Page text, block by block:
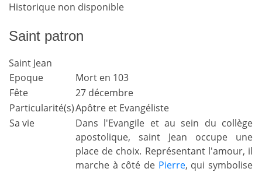
Historique non disponible
Saint patron
Saint Jean
Epoque
Mort en 103
Fête
27 décembre
Particularité(s)Apôtre et Evangéliste
Sa vie
Dans l'Evangile et au sein du collège
apostolique, saint Jean occupe une
place de choix. Représentant l'amour, il
marche à côté de Pierre, qui symbolise